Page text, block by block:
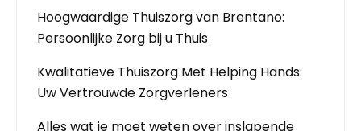
Hoogwaardige Thuiszorg van Brentano:
Persoonlijke Zorg bij u Thuis
Kwalitatieve Thuiszorg Met Helping Hands:
Uw Vertrouwde Zorgverleners
Alles wat je moet weten over inslapende